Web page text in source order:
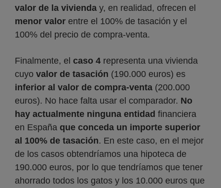
valor de la vivienda y, en realidad, ofrecen el
menor valor entre el 100% de tasación y el
100% del precio de compra-venta.
Finalmente, el caso 4 representa una vivienda
cuyo valor de tasación (190.000 euros) es
inferior al valor de compra-venta (200.000
euros). No hace falta usar el comparador. No
hay actualmente ninguna entidad financiera
en España que conceda un importe superior
al 100% de tasación. En este caso, en el mejor
de los casos obtendríamos una hipoteca de
190.000 euros, por lo que tendríamos que tener
ahorrado todos los gatos y los 10.000 euros que